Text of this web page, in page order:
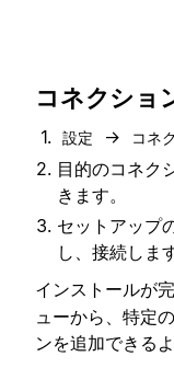
コネクショ
設定 → コネ
目的のコネク
きます。
セットアップ
し、接続します
インストールが
ューから、特定
ンを追加できる